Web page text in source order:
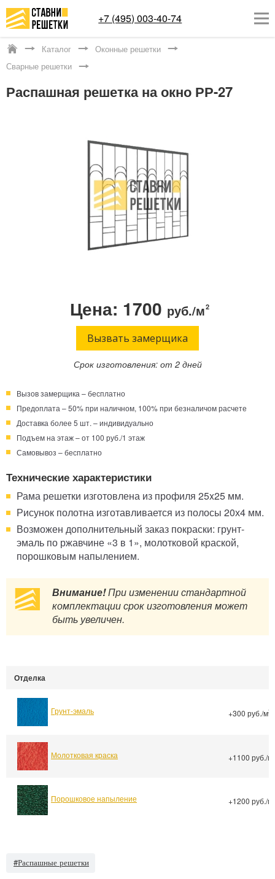
+7 (495) 003-40-74
+7 (495) 003-40-74 Круглосуточно!
Каталог
Оконные решетки
Сварные решетки
Распашная решетка на окно РР-27
Цена: 1700 руб./м2
Вызвать замерщика
Срок изготовления: от 2 дней
Вызов замерщика – бесплатно
Предоплата – 50% при наличном, 100% при безналичом расчете
Доставка более 5 шт. – индивидуально
Подъем на этаж – от 100 руб./1 этаж
Самовывоз – бесплатно
Технические характеристики
Рама решетки изготовлена из профиля 25x25 мм.
Рисунок полотна изготавливается из полосы 20х4 мм.
Возможен дополнительный заказ покраски: грунт-
эмаль по ржавчине «3 в 1», молотковой краской,
порошковым напылением.
Внимание!При изменении стандартной
комплектации срок изготовления может
быть увеличен.
Отделка
Грунт-эмаль +300 руб./м2
Молотковая краска +1100 руб./м
Порошковое напыление +1200 руб./м
#Распашные решетки